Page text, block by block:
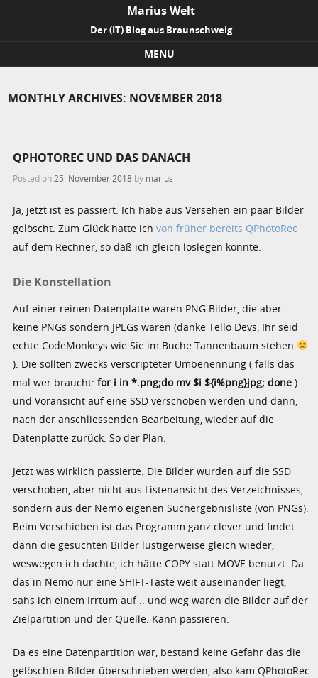
Marius Welt
Der (IT) Blog aus Braunschweig
MENU
MONTHLY ARCHIVES: NOVEMBER 2018
QPHOTOREC UND DAS DANACH
Posted on 25. November 2018 by marius
Ja, jetzt ist es passiert. Ich habe aus Versehen ein paar Bilder
gelöscht. Zum Glück hatte ichvon früher bereits QPhotoRec
auf dem Rechner, so daß ich gleich loslegen konnte.
Die Konstellation
Auf einer reinen Datenplatte waren PNG Bilder, die aber
keine PNGs sondern JPEGs waren (danke Tello Devs, Ihr seid
echte CodeMonkeys wie Sie im Buche Tannenbaum stehen
). Die sollten zwecks verscripteter Umbenennung ( falls das
mal wer braucht:for i in *.png;do mv $i ${i%png}jpg; done )
und Voransicht auf eine SSD verschoben werden und dann,
nach der anschliessenden Bearbeitung, wieder auf die
Datenplatte zurück. So der Plan.
Jetzt was wirklich passierte. Die Bilder wurden auf die SSD
verschoben, aber nicht aus Listenansicht des Verzeichnisses,
sondern aus der Nemo eigenen Suchergebnisliste (von PNGs).
Beim Verschieben ist das Programm ganz clever und findet
dann die gesuchten Bilder lustigerweise gleich wieder,
weswegen ich dachte, ich hätte COPY statt MOVE benutzt. Da
das in Nemo nur eine SHIFT-Taste weit auseinander liegt,
sahs ich einem Irrtum auf .. und weg waren die Bilder auf der
Zielpartition und der Quelle. Kann passieren.
Da es eine Datenpartition war, bestand keine Gefahr das die
gelöschten Bilder überschrieben werden, also kam QPhotoRec